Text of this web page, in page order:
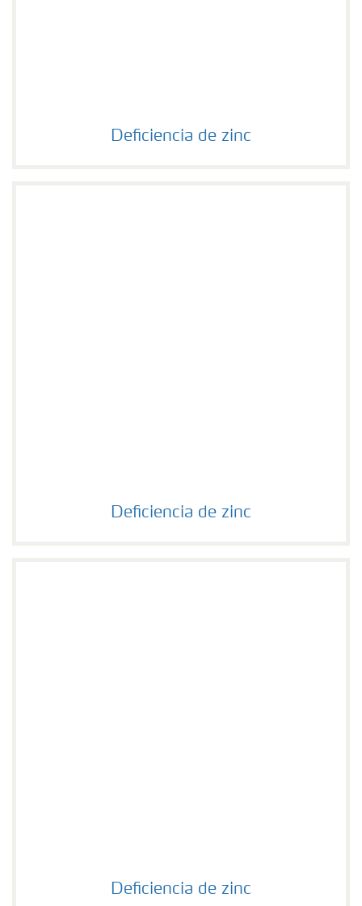
Deficiencia de zinc
Deficiencia de zinc
Deficiencia de zinc
Deficiencia de zinc
Deficiencia de zinc
Deficiencia de zinc